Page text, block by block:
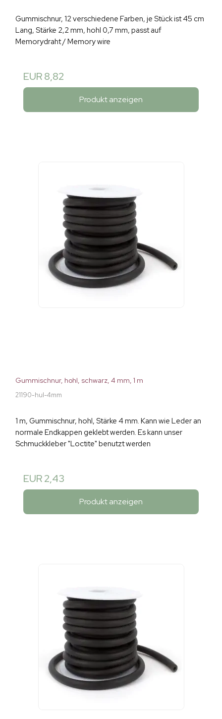
Gummischnur, 12 verschiedene Farben, je Stück ist 45 cm
Lang, Stärke 2,2 mm, hohl 0,7 mm, passt auf
Memorydraht / Memory wire
EUR 8,82
Produkt anzeigen
Gummischnur, hohl, schwarz, 4 mm, 1 m
21190-hul-4mm
1 m, Gummischnur, hohl, Stärke 4 mm. Kann wie Leder an
normale Endkappen geklebt werden. Es kann unser
Schmuckkleber "Loctite" benutzt werden
EUR 2,43
Produkt anzeigen